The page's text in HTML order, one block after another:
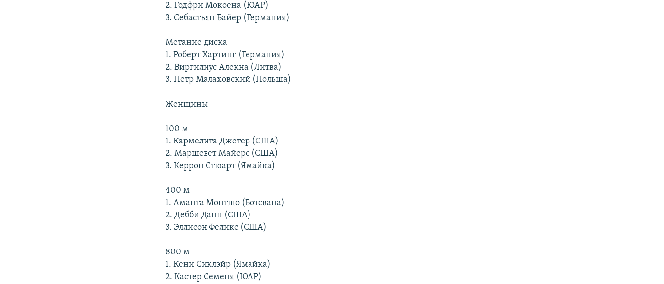
2. Годфри Мокоена (ЮАР)
3. Себастьян Байер (Германия)
Метание диска
1. Роберт Хартинг (Германия)
2. Виргилиус Алекна (Литва)
3. Петр Малаховский (Польша)
Женщины
100 м
1. Кармелита Джетер (США)
2. Маршевет Майерс (США)
3. Керрон Стюарт (Ямайка)
400 м
1. Аманта Монтшо (Ботсвана)
2. Дебби Данн (США)
3. Эллисон Феликс (США)
800 м
1. Кени Сиклэйр (Ямайка)
2. Кастер Семеня (ЮАР)